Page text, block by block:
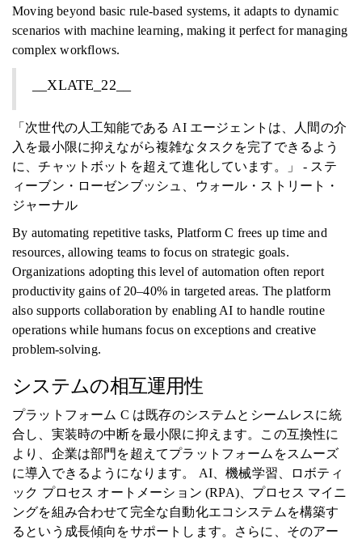
Moving beyond basic rule-based systems, it adapts to dynamic
scenarios with machine learning, making it perfect for managing
complex workflows.
__XLATE_22__
「次世代の人工知能である AI エージェントは、人間の介
入を最小限に抑えながら複雑なタスクを完了できるよう
に、チャットボットを超えて進化しています。」 - ステ
ィーブン・ローゼンブッシュ、ウォール・ストリート・
ジャーナル
By automating repetitive tasks, Platform C frees up time and
resources, allowing teams to focus on strategic goals.
Organizations adopting this level of automation often report
productivity gains of 20–40% in targeted areas. The platform
also supports collaboration by enabling AI to handle routine
operations while humans focus on exceptions and creative
problem-solving.
システムの相互運用性
プラットフォーム C は既存のシステムとシームレスに統
合し、実装時の中断を最小限に抑えます。この互換性に
より、企業は部門を超えてプラットフォームをスムーズ
に導入できるようになります。 AI、機械学習、ロボティ
ック プロセス オートメーション (RPA)、プロセス マイニ
ングを組み合わせて完全な自動化エコシステムを構築す
るという成長傾向をサポートします。さらに、そのアー